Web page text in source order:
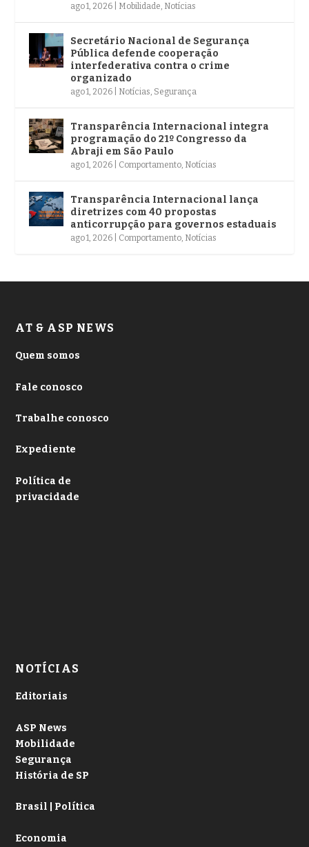
ago 1, 2026 Mobilidade, Notícias
Secretário Nacional de Segurança
Pública defende cooperação
interfederativa contra o crime
organizado
ago 1, 2026 Notícias, Segurança
Transparência Internacional integra
programação do 21º Congresso da
Abraji em São Paulo
ago 1, 2026 Comportamento, Notícias
Transparência Internacional lança
diretrizes com 40 propostas
anticorrupção para governos estaduais
ago 1, 2026 Comportamento, Notícias
AT & ASP NEWS
Quem somos
Fale conosco
Trabalhe conosco
Expediente
Política de
privacidade
NOTÍCIAS
Editoriais
ASP News
Mobilidade
Segurança
História de SP
Brasil | Política
Economia